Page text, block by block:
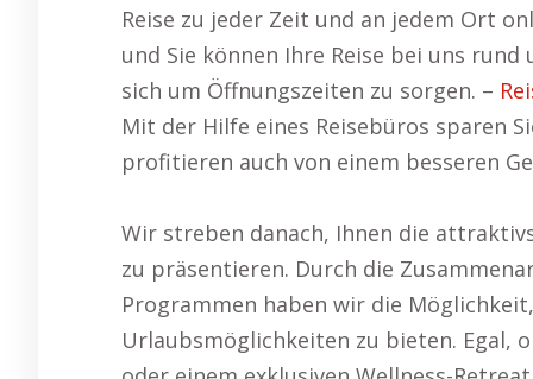
Reise zu jeder Zeit und an jedem Ort
und Sie können Ihre Reise bei uns
sich um Öffnungszeiten zu sorgen. –
Mit der Hilfe eines Reisebüros sparen
profitieren auch von einem besseren
Wir streben danach, Ihnen die
zu präsentieren. Durch die
Programmen haben wir die
Urlaubsmöglichkeiten zu bieten. Egal,